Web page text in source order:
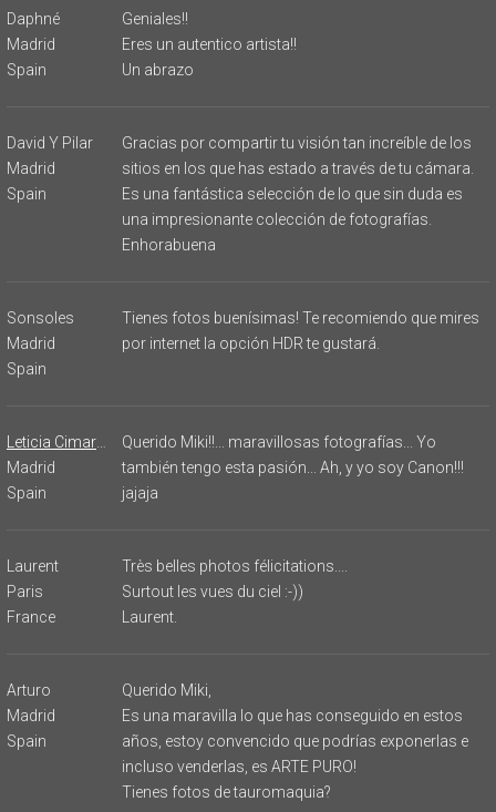
Daphné
Madrid
Spain
Geniales!!
Eres un autentico artista!!
Un abrazo
David Y Pilar
Madrid
Spain
Gracias por compartir tu visión tan increíble de los
sitios en los que has estado a través de tu cámara.
Es una fantástica selección de lo que sin duda es
una impresionante colección de fotografías.
Enhorabuena
Sonsoles
Madrid
Spain
Tienes fotos buenísimas! Te recomiendo que mires
por internet la opción HDR te gustará.
Madrid
Spain
Querido Miki!!... maravillosas fotografías... Yo
también tengo esta pasión... Ah, y yo soy Canon!!!
jajaja
Laurent
Paris
France
Très belles photos félicitations....
Surtout les vues du ciel :-))
Laurent.
Arturo
Madrid
Spain
Querido Miki,
Es una maravilla lo que has conseguido en estos
años, estoy convencido que podrías exponerlas e
incluso venderlas, es ARTE PURO!
Tienes fotos de tauromaquia?